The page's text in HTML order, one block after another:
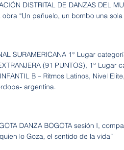
DISTRITAL DE DANZAS DEL
“Un pañuelo, un bombo una
SURAMERICANA 1° Lugar
(91 PUNTOS), 1° Lugar
B – Ritmos Latinos, Nivel
argentina.
DANZA BOGOTA sesión I,
lo Goza, el sentido de la vida”